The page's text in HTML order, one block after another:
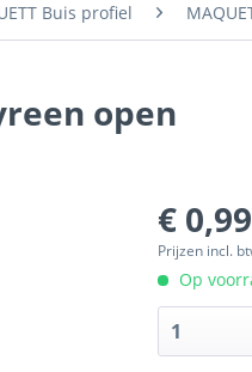
Buis profiel
open
€
Prijzen incl.
Op